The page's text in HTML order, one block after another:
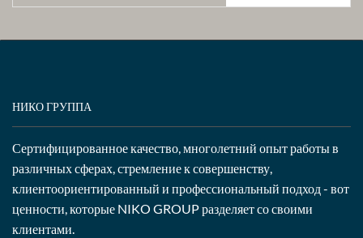
НИКО ГРУППА
Сертифицированное качество, многолетний опыт работы в
различных сферах, стремление к совершенству,
клиентоориентированный и профессиональный подход - вот
ценности, которые NIKO GROUP разделяет со своими
клиентами.